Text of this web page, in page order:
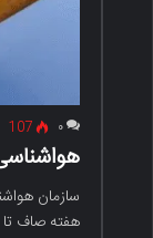
۰ 107
سازمان
هفته صاف